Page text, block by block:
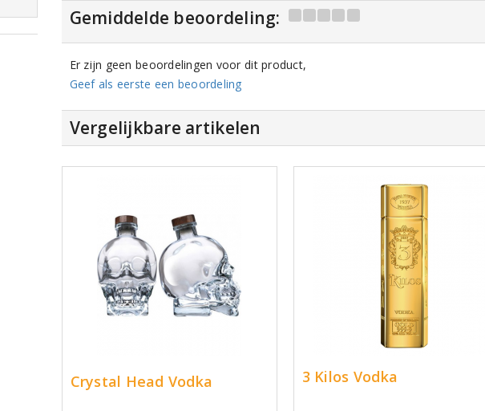
Gemiddelde beoordeling:
Er zijn geen beoordelingen voor dit product,
Geef als eerste een beoordeling
Vergelijkbare artikelen
Crystal Head Vodka 3 Kilos Vodka